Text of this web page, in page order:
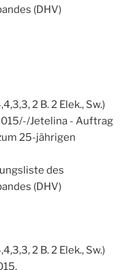
(DHV)
2 B. 2 Elek., Sw.)
Jetelina - Auftrag
25-jährigen
des
(DHV)
2 B. 2 Elek., Sw.)